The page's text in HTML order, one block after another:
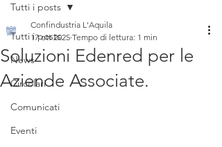
Tutti i posts
News
Circolari
Comunicati
Eventi
Tutti i posts
Soluzioni Edenred per le
Aziende Associate.
Confindustria L'Aquila
17 ott 2025 Tempo di lettura: 1 min